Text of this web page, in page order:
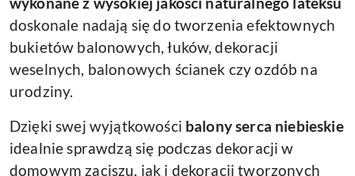
doskonale nadają się do tworzenia efektownych
bukietów balonowych, łuków, dekoracji
weselnych, balonowych ścianek czy ozdób na
urodziny.
Dzięki swej wyjątkowości balony serca niebieskie
idealnie sprawdzą się podczas dekoracji w
domowym zaciszu, jak i dekoracji tworzonych